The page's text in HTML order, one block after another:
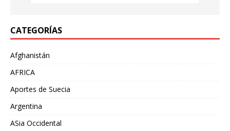
CATEGORÍAS
Afghanistán
AFRICA
Aportes de Suecia
Argentina
ASia Occidental